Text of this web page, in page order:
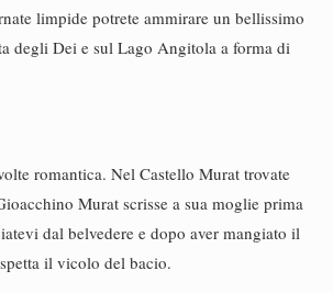
limpide potrete ammirare un bellissimo
degli Dei e sul Lago Angitola a forma di
romantica. Nel Castello Murat trovate
Murat scrisse a sua moglie prima
dal belvedere e dopo aver mangiato il
il vicolo del bacio.